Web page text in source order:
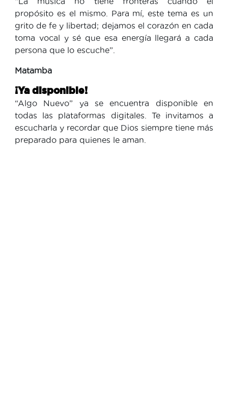
propósito es el mismo. Para mí, este tema es un
grito de fe y libertad; dejamos el corazón en cada
toma vocal y sé que esa energía llegará a cada
persona que lo escuche”.
Matamba
¡Ya disponible!
“Algo Nuevo” ya se encuentra disponible en
todas las plataformas digitales. Te invitamos a
escucharla y recordar que Dios siempre tiene más
preparado para quienes le aman.